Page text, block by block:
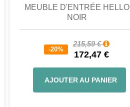
MEUBLE D'ENTRÉE HELLO
NOIR
-20%
215,59 €
172,47 €
AJOUTER AU PANIER